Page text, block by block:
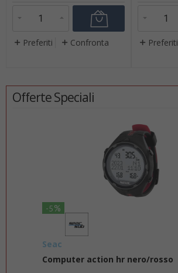
Preferiti Confronta Preferiti
Offerte Speciali
action hr nero/rosso